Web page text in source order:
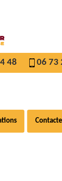
48 06 73